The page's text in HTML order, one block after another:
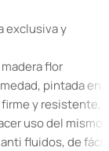
exclusiva y
flor
pintada en
y resistente,
uso del mismo.
fluidos, de fácil